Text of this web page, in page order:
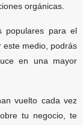
orgánicas.
populares para el
este medio, podrás
en una mayor
vuelto cada vez
tu negocio, te